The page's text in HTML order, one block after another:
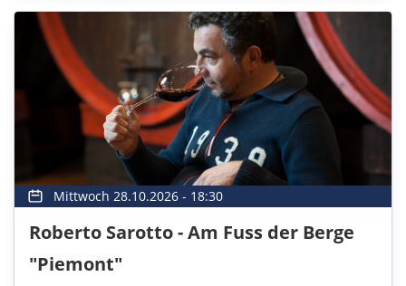
Mittwoch 28.10.2026 - 18:30
Roberto Sarotto - Am Fuss der Berge
"Piemont"